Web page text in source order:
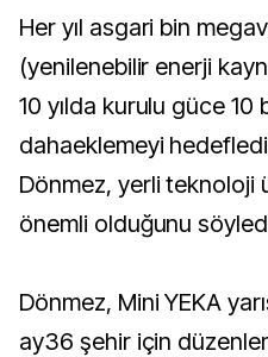
Her yıl asgari bin
(yenilenebilir enerji
10 yılda kurulu güce 10
dahaeklemeyi
Dönmez, yerli teknoloji
önemli olduğunu
Dönmez, Mini YEKA
ay36 şehir için